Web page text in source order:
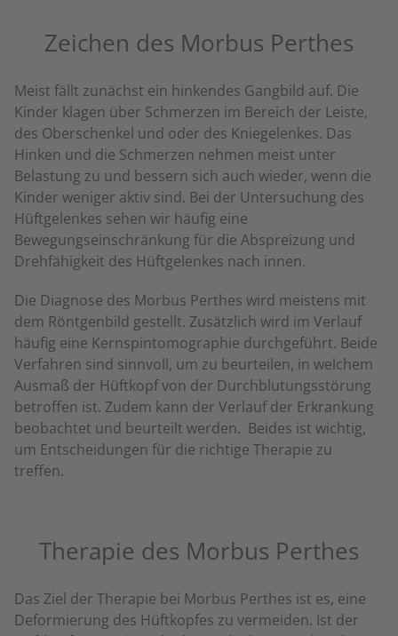
Zeichen des Morbus Perthes
Meist fällt zunächst ein hinkendes Gangbild auf. Die
Kinder klagen über Schmerzen im Bereich der Leiste,
des Oberschenkel und oder des Kniegelenkes. Das
Hinken und die Schmerzen nehmen meist unter
Belastung zu und bessern sich auch wieder, wenn die
Kinder weniger aktiv sind. Bei der Untersuchung des
Hüftgelenkes sehen wir häufig eine
Bewegungseinschränkung für die Abspreizung und
Drehfähigkeit des Hüftgelenkes nach innen.
Die Diagnose des Morbus Perthes wird meistens mit
dem Röntgenbild gestellt. Zusätzlich wird im Verlauf
häufig eine Kernspintomographie durchgeführt. Beide
Verfahren sind sinnvoll, um zu beurteilen, in welchem
Ausmaß der Hüftkopf von der Durchblutungsstörung
betroffen ist. Zudem kann der Verlauf der Erkrankung
beobachtet und beurteilt werden. Beides ist wichtig,
um Entscheidungen für die richtige Therapie zu
treffen.
Therapie des Morbus Perthes
Das Ziel der Therapie bei Morbus Perthes ist es, eine
Deformierung des Hüftkopfes zu vermeiden. Ist der